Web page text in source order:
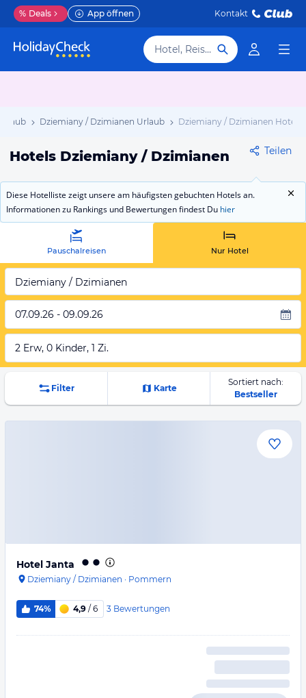
% Deals App öffnen Kontakt
Hotel, Reiseziel
Dziemiany / Dzimianen Urlaub Dziemiany / Dzimianen Hotels
Hotels Dziemiany / Dzimianen Teilen
Diese Hotelliste zeigt unsere am häufigsten gebuchten Hotels an.
Informationen zu Rankings und Bewertungen findest Du hier
Pauschalreisen Nur Hotel
Dziemiany / Dzimianen
07.09.26 - 09.09.26
2 Erw, 0 Kinder, 1 Zi.
Filter Karte
Sortiert nach:
Bestseller
Hotel Janta
Dziemiany / Dzimianen · Pommern
74% 4,9 / 6 3 Bewertungen